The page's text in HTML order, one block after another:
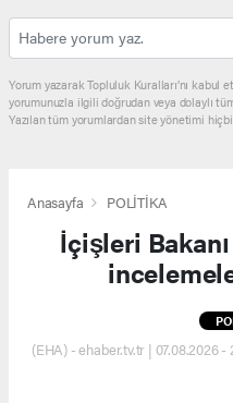
Yorum yazarak Topluluk Kuralları’nı kabul
yorumunuzla ilgili doğrudan veya dolaylı
Yazılan tüm yorumlardan site yönetimi
Anasayfa POLİTİKA
İçişleri
(EHA) - ehaber.tv.tr | 07.08.2026